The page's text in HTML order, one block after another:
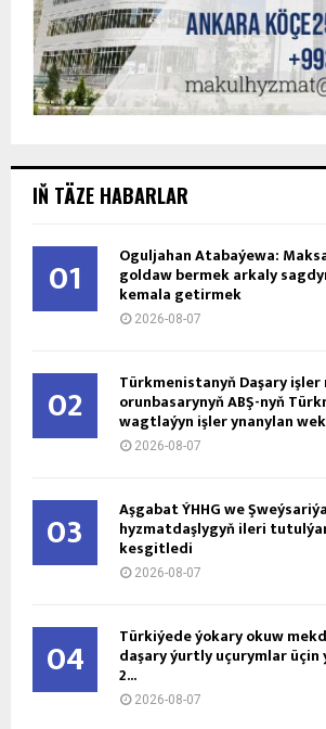
IŇ TÄZE HABARLAR
01 Oguljahan Atabaýewa:
goldaw bermek arkaly
kemala getirmek
2026-08-07
02 Türkmenistanyň Daşary
orunbasarynyň ABŞ-nyň
wagtlaýyn işler ynanylan
2026-08-07
03 Aşgabat ÝHHG we
hyzmatdaşlygyň ileri
kesgitledi
2026-08-07
04 Türkiýede ýokary okuw
daşary ýurtly uçurymlar üçin
2...
2026-08-07